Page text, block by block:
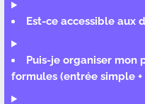
Est-ce accessible aux
Puis-je organiser mon
formules (entrée simple